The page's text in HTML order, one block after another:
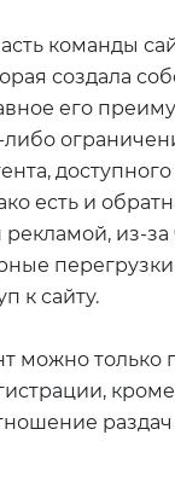
команды
создала
его
либо
доступного
есть и
из-за
к сайту.
можно только
кроме